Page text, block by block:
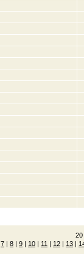
20
7 | 8 | 9 | 10 | 11 | 12 | 13 |